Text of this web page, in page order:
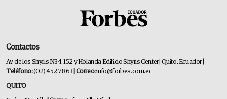
Contactos
Av. de los Shyris N34-152 y Holanda Edificio Shyris Center | Quito, Ecuador
Teléfono:(02) 452 7863 | Correo:info@forbes.com.ec
QUITO